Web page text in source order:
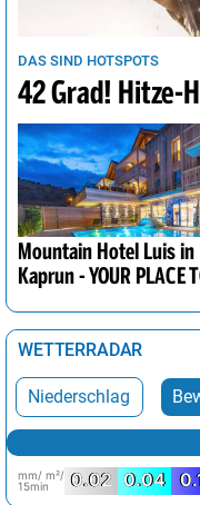
DAS SIND HOTSPOTS
42 Grad! Hitze-
Mountain Hotel Luis in
Kaprun - YOUR PLACE
WETTERRADAR
Niederschlag
mm/ m²/
15min
0.02 0.04